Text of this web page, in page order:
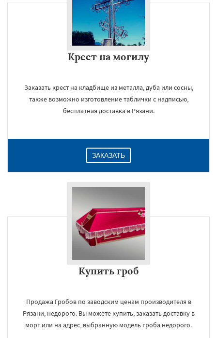
Крест на могилу
Заказать крест на кладбище из металла, дуба или сосны,
также возможно изготовление таблички с надписью,
бесплатная доставка в Рязани.
ЗАКАЗАТЬ
Купить гроб
Продажа Гробов по заводским ценам производителя в
Рязани, недорого. Вы можете купить, заказать доставку в
морг или на адрес, выбранную модель гроба недорого.